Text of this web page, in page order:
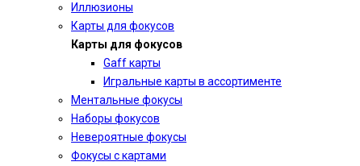
Иллюзионы
Карты для фокусов
Карты для фокусов
Gaff карты
Игральные карты в ассортименте
Ментальные фокусы
Наборы фокусов
Невероятные фокусы
Фокусы с картами